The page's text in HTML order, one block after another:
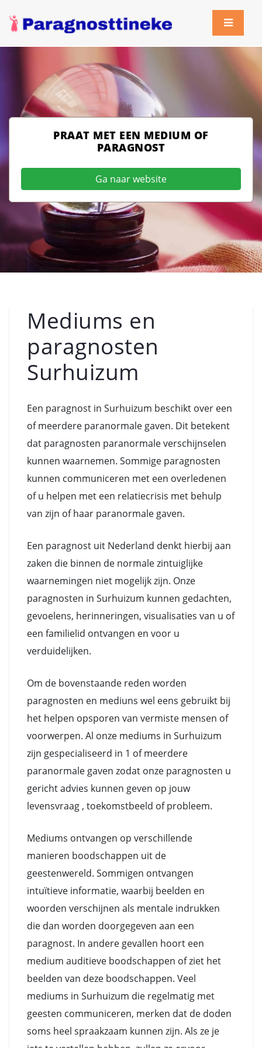
PRAAT MET EEN MEDIUM OF
PARAGNOST
Ga naar website
Mediums en
paragnosten
Surhuizum
Een paragnost in Surhuizum beschikt over een
of meerdere paranormale gaven. Dit betekent
dat paragnosten paranormale verschijnselen
kunnen waarnemen. Sommige paragnosten
kunnen communiceren met een overledenen
of u helpen met een relatiecrisis met behulp
van zijn of haar paranormale gaven.
Een paragnost uit Nederland denkt hierbij aan
zaken die binnen de normale zintuiglijke
waarnemingen niet mogelijk zijn. Onze
paragnosten in Surhuizum kunnen gedachten,
gevoelens, herinneringen, visualisaties van u of
een familielid ontvangen en voor u
verduidelijken.
Om de bovenstaande reden worden
paragnosten en mediuns wel eens gebruikt bij
het helpen opsporen van vermiste mensen of
voorwerpen. Al onze mediums in Surhuizum
zijn gespecialiseerd in 1 of meerdere
paranormale gaven zodat onze paragnosten u
gericht advies kunnen geven op jouw
levensvraag , toekomstbeeld of probleem.
Mediums ontvangen op verschillende
manieren boodschappen uit de
geestenwereld. Sommigen ontvangen
intuïtieve informatie, waarbij beelden en
woorden verschijnen als mentale indrukken
die dan worden doorgegeven aan een
paragnost. In andere gevallen hoort een
medium auditieve boodschappen of ziet het
beelden van deze boodschappen. Veel
mediums in Surhuizum die regelmatig met
geesten communiceren, merken dat de doden
soms heel spraakzaam kunnen zijn. Als ze je